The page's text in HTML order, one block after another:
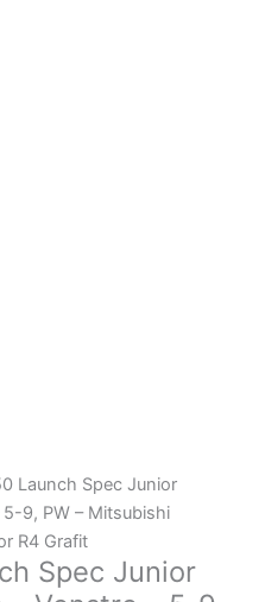
Launch Spec Junior
9, PW – Mitsubishi
R4 Grafit
Spec Junior